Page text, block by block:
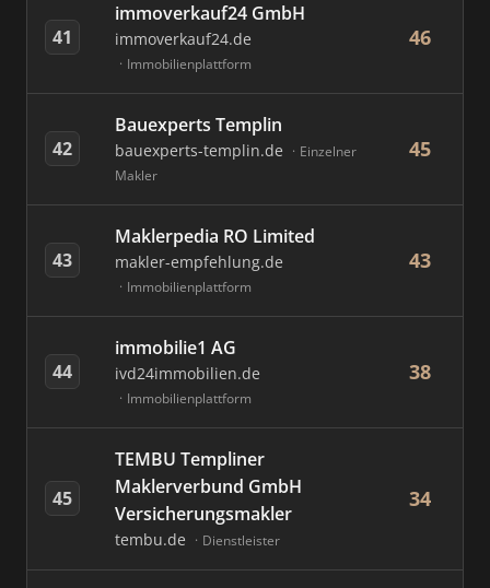
41
immoverkauf24 GmbH
immoverkauf24.de
Immobilienplattform
46
42
Bauexperts Templin
bauexperts-templin.de
Einzelner
Makler
45
43
Maklerpedia RO Limited
makler-empfehlung.de
Immobilienplattform
43
44
immobilie1 AG
ivd24immobilien.de
Immobilienplattform
38
45
TEMBU Templiner
Maklerverbund GmbH
Versicherungsmakler
tembu.de Dienstleister
34